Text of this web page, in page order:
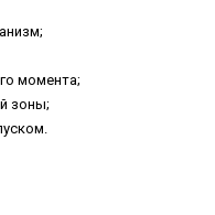
момента;
зоны;